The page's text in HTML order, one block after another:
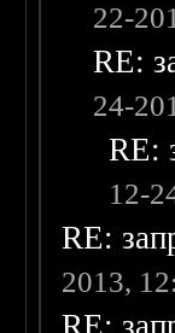
22-
RE:
24-
RE:
12-
RE:
2013,